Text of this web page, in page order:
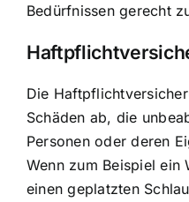
Bedürfnissen gerecht
Die
Schäden ab, die
Personen oder deren
Wenn zum Beispiel ein
einen geplatzten